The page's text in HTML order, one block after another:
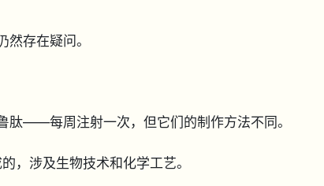
然存在疑问。
——每周注射一次，但它们的制作方法不同。
，涉及生物技术和化学工艺。